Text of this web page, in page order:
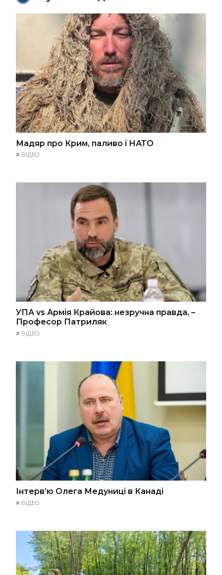
Мадяр про Крим, паливо і НАТО
# ВІДЕО
УПА vs Армія Крайова: незручна правда, –
Професор Патриляк
# ВІДЕО
Інтерв’ю Олега Медуниці в Канаді
# ВІДЕО